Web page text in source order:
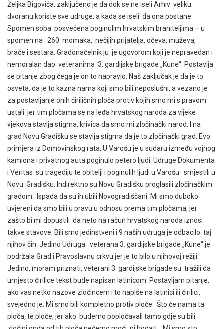
Željka Bigovića, zaključeno je da dok se ne iseli Arhiv veliku
dvoranu koriste sve udruge, a kada se iseli da ona postane
Spomen soba posvećena poginulim hrvatskim braniteljima – u
spomen na 260 momaka, nečijih prijatelja, očeva, muževa,
braće i sestara. Gradonačelnik ju je ugovorom koji je nepravedan i
nemoralan dao veteranima 3. gardijske brigade „Kune“. Postavlja
se pitanje zbog čega je on to napravio. Naš zaključak je da je to
osveta, da je to kazna nama koji smo bili neposlušni, a vezano je
za postavljanje onih ćiriličnih ploča protiv kojih smo mi s pravom
ustali jer tim pločama se na leđa hrvatskog naroda za vijeke
vjekova stavlja stigma, krivica da smo mi zločinački narod. I na
grad Novu Gradišku se stavlja stigma da je to zločinački grad. Evo
primjera iz Domovinskog rata. U Varošu je u sudaru između vojnog
kamiona i privatnog auta poginulo petero ljudi. Udruge Dokumenta
i Veritas su tragediju te obitelji i poginulih ljudi u Varošu smjestili u
Novu Gradišku. Indirektno su Novu Gradišku proglasili zločinačkim
gradom. Ispada da su ih ubili Novogradiščani. Mi smo duboko
uvjereni da smo bili u pravu u odnosu prema tim pločama, jer
zašto bi mi dopustili da neto na račun hrvatskog naroda iznosi
takve stavove. Bili smo jedinstveni i 9 naših udruga je odbacilo taj
njihov čin. Jedino Udruga veterana 3. gardijske brigade „Kune“ je
podržala Grad i Pravoslavnu crkvu jer je to bilo u njihovoj režiji.
Jedino, moram priznati, veterani 3. gardijske brigade su tražili da
umjesto ćirilice tekst bude napisan latinicom. Postavljam pitanje,
ako vas netko nazove zločincem i to napiše na latinici ili ćirilici,
svejedno je. Mi smo bili kompletno protiv ploče. Što će nama ta
ploča, te ploče, jer ako budemo popločavali tamo gdje su bili